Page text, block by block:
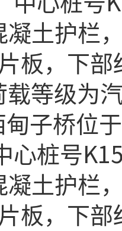
凝土护栏
片板，下部
载等级为
甸子桥位
心桩号
凝土护栏
片板，下部